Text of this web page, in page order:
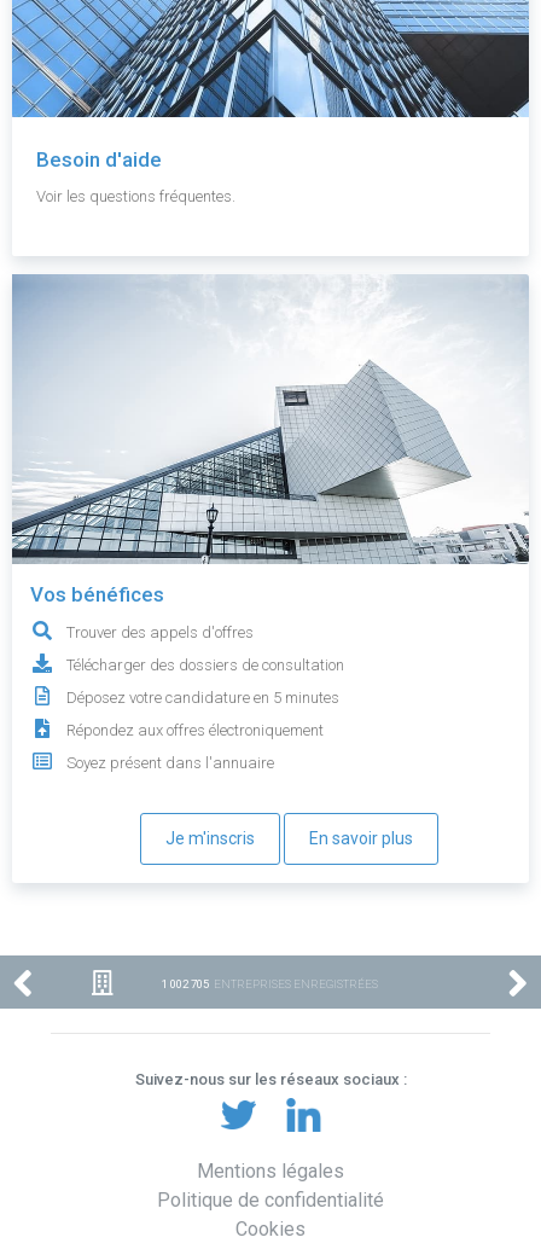
Besoin d'aide
Voir les questions fréquentes.
Vos bénéfices
Trouver des appels d'offres
Télécharger des dossiers de consultation
Déposez votre candidature en 5 minutes
Répondez aux offres électroniquement
Soyez présent dans l'annuaire
Je m'inscris En savoir plus
1 002 705 ENTREPRISES ENREGISTRÉES
Suivez-nous sur les réseaux sociaux :
Mentions légales
Politique de confidentialité
Cookies